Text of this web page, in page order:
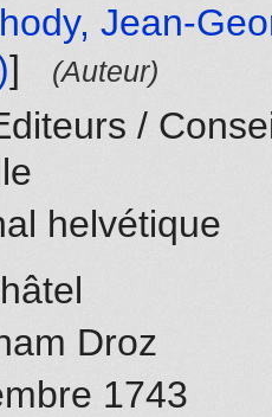
Jean-
] (Auteur)
/
helvétique
Droz
1743